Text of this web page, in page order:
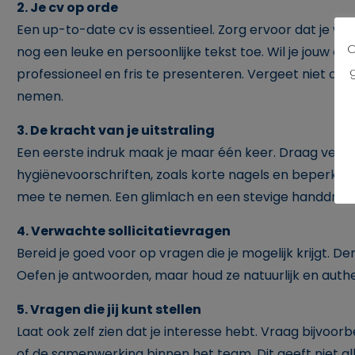
2. Je cv op orde
Een up-to-date cv is essentieel. Zorg ervoor dat je
nog een leuke en persoonlijke tekst toe. Wil je jouw
professioneel en fris te presenteren. Vergeet niet
nemen.
3. De kracht van je uitstraling
Een eerste indruk maak je maar één keer. Draag
hygiënevoorschriften, zoals korte nagels en beperkt
mee te nemen. Een glimlach en een stevige handdruk
4. Verwachte sollicitatievragen
Bereid je goed voor op vragen die je mogelijk krijgt.
Oefen je antwoorden, maar houd ze natuurlijk en
5. Vragen die jij kunt stellen
Laat ook zelf zien dat je interesse hebt. Vraag